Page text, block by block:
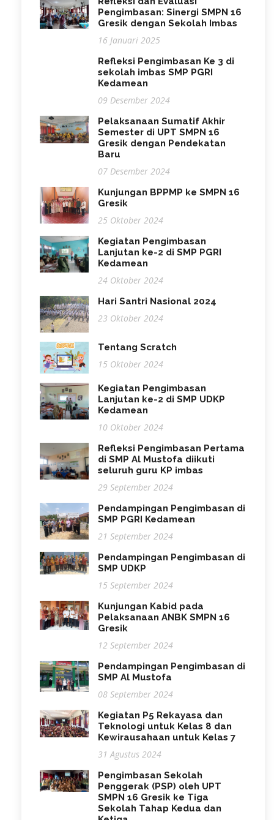
Pengimbasan: Sinergi SMPN 16
Gresik dengan Sekolah Imbas
16 Januari 2025
Refleksi Pengimbasan Ke 3 di
sekolah imbas SMP PGRI
Kedamean
09 Desember 2024
Pelaksanaan Sumatif Akhir
Semester di UPT SMPN 16
Gresik dengan Pendekatan
Baru
07 Desember 2024
Kunjungan BPPMP ke SMPN 16
Gresik
25 Oktober 2024
Kegiatan Pengimbasan
Lanjutan ke-2 di SMP PGRI
Kedamean
24 Oktober 2024
Hari Santri Nasional 2024
23 Oktober 2024
Tentang Scratch
15 Oktober 2024
Kegiatan Pengimbasan
Lanjutan ke-2 di SMP UDKP
Kedamean
10 Oktober 2024
Refleksi Pengimbasan Pertama
di SMP Al Mustofa diikuti
seluruh guru KP imbas
29 September 2024
Pendampingan Pengimbasan di
SMP PGRI Kedamean
21 September 2024
Pendampingan Pengimbasan di
SMP UDKP
15 September 2024
Kunjungan Kabid pada
Pelaksanaan ANBK SMPN 16
Gresik
12 September 2024
Pendampingan Pengimbasan di
SMP Al Mustofa
08 September 2024
Kegiatan P5 Rekayasa dan
Teknologi untuk Kelas 8 dan
Kewirausahaan untuk Kelas 7
31 Agustus 2024
Pengimbasan Sekolah
Penggerak (PSP) oleh UPT
SMPN 16 Gresik ke Tiga
Sekolah Tahap Kedua dan